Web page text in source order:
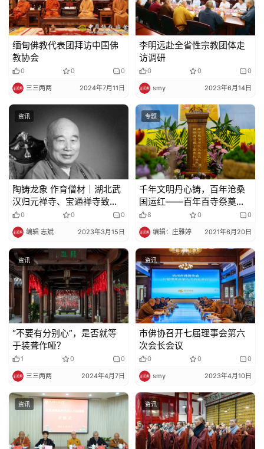
缅甸佛教代表团拜访中国佛
教协会
0 0 0
三三两两 2024年7月11日
李明远赴全省性宗教团体走
访调研
0 0 0
smy 2023年6月14日
资讯
陶铸龙象 作育僧材｜湖北武
汉归元禅寺、宝通禅寺致唁
电悼念传印长老
0 0 0
编辑 志斌 2023年3月15日
专题
千年文明丹心铸，百年沧桑
国运红——百年百寺祭奠英
烈活动征集通知
8 0 0
编辑：庄雅婷 2021年6月20日
资讯
“不要有分别心”，是否就等
于装聋作哑？
1 0 0
三三两两 2024年4月7日
资讯
市佛协召开七届理事会第六
次会长会议
0 0 0
smy 2023年4月10日
资讯 资讯